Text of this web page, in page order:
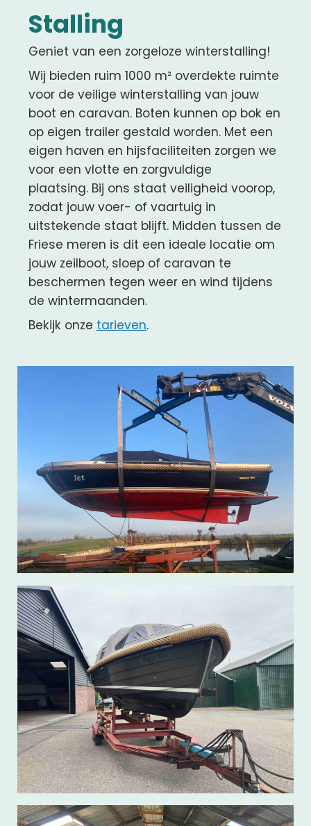
Stalling
Geniet van een zorgeloze winterstalling!
Wij bieden ruim 1000 m² overdekte ruimte
voor de veilige winterstalling van jouw
boot en caravan. Boten kunnen op bok en
op eigen trailer gestald worden. Met een
eigen haven en hijsfaciliteiten zorgen we
voor een vlotte en zorgvuldige
plaatsing. Bij ons staat veiligheid voorop,
zodat jouw voer- of vaartuig in
uitstekende staat blijft. Midden tussen de
Friese meren is dit een ideale locatie om
jouw zeilboot, sloep of caravan te
beschermen tegen weer en wind tijdens
de wintermaanden.
Bekijk onze tarieven.